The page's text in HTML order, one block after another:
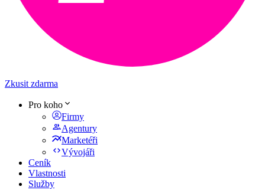
Zkusit zdarma
Pro koho
Firmy
Agentury
Marketéři
Vývojáři
Ceník
Vlastnosti
Služby